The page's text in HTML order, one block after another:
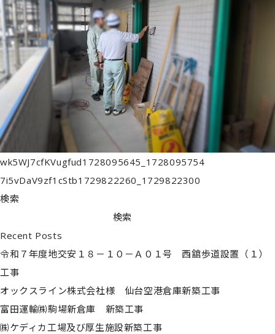
© 2022 OTAGUMI Corporation
wk5WJ7cfKVugfud1728095645_1728095754
7i5vDaV9zf1cStb1729822260_1729822300
検索
検索
Recent Posts
令和７年度地交安１８－１０－Ａ０１号 西舘歩道設置（１）
工事
オックスライン株式会社様 仙台空港倉庫新築工事
富田運輸㈱駒場新倉庫 新築工事
㈱ケディカ工場及び厚生施設新築工事